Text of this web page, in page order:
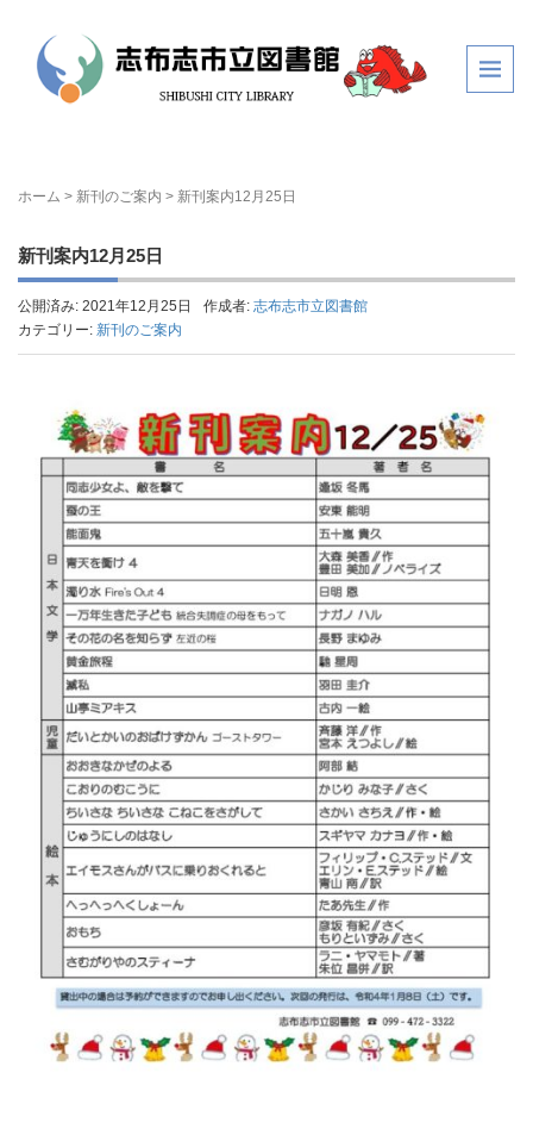
ホーム > 新刊のご案内 > 新刊案内12月25日
新刊案内12月25日
公開済み: 2021年12月25日 作成者: 志布志市立図書館
カテゴリー: 新刊のご案内